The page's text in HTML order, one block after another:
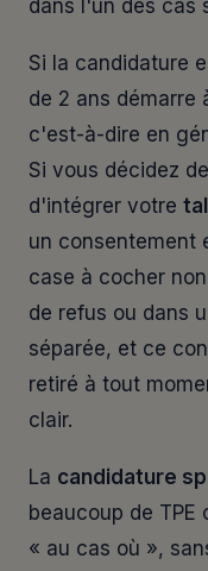
dans l'un des cas
Si la candidature
de 2 ans démarre
c'est-à-dire en
Si vous décidez
d'intégrer votre
un consentement
case à cocher
de refus ou dans
séparée, et ce
retiré à tout
clair.
La candidature
beaucoup de
« au cas où »,